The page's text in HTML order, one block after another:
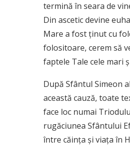
termină în seara de
Din ascetic devine
Mare a fost ţinut cu
folositoare, cerem să
faptele Tale cele mari
După Sfântul Simeon
această cauză, toate
face loc numai
rugăciunea Sfântului
între căinţa şi viaţa în